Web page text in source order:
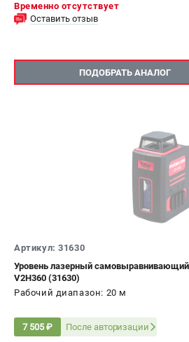
Временно отсутствует
Оставить отзыв
ПОДОБРАТЬ АНАЛОГ
Артикул: 31630
Уровень лазерный
V2H360 (31630)
Рабочий диапазон: 20 м
7 505 ₽ После авторизации